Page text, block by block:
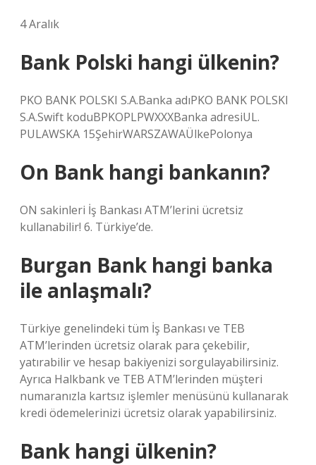
4 Aralık
Bank Polski hangi ülkenin?
PKO BANK POLSKI S.A.Banka adıPKO BANK POLSKI
S.A.Swift koduBPKOPLPWXXXBanka adresiUL.
PULAWSKA 15ŞehirWARSZAWAÜlkePolonya
On Bank hangi bankanın?
ON sakinleri İş Bankası ATM’lerini ücretsiz
kullanabilir! 6. Türkiye’de.
Burgan Bank hangi banka
ile anlaşmalı?
Türkiye genelindeki tüm İş Bankası ve TEB
ATM’lerinden ücretsiz olarak para çekebilir,
yatırabilir ve hesap bakiyenizi sorgulayabilirsiniz.
Ayrıca Halkbank ve TEB ATM’lerinden müşteri
numaranızla kartsız işlemler menüsünü kullanarak
kredi ödemelerinizi ücretsiz olarak yapabilirsiniz.
Bank hangi ülkenin?